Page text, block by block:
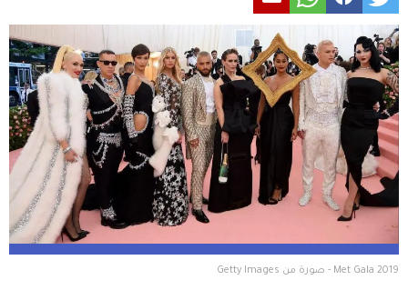
Met Gala 2019 - صورة من Getty Images